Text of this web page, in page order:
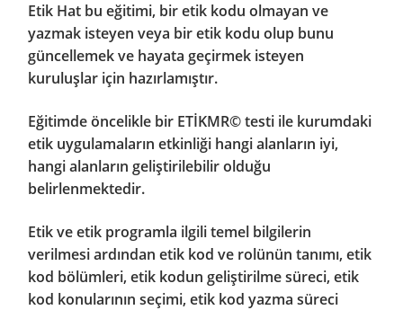
Etik Hat bu eğitimi, bir etik kodu olmayan ve
yazmak isteyen veya bir etik kodu olup bunu
güncellemek ve hayata geçirmek isteyen
kuruluşlar için hazırlamıştır.
Eğitimde öncelikle bir ETİKMR© testi ile kurumdaki
etik uygulamaların etkinliği hangi alanların iyi,
hangi alanların geliştirilebilir olduğu
belirlenmektedir.
Etik ve etik programla ilgili temel bilgilerin
verilmesi ardından etik kod ve rolünün tanımı, etik
kod bölümleri, etik kodun geliştirilme süreci, etik
kod konularının seçimi, etik kod yazma süreci